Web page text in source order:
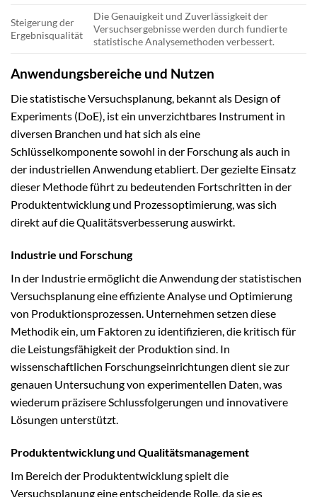
Steigerung der
Ergebnisqualität
Die Genauigkeit und Zuverlässigkeit der
Versuchsergebnisse werden durch fundierte
statistische Analysemethoden verbessert.
Anwendungsbereiche und Nutzen
Die statistische Versuchsplanung, bekannt als Design of
Experiments (DoE), ist ein unverzichtbares Instrument in
diversen Branchen und hat sich als eine
Schlüsselkomponente sowohl in der Forschung als auch in
der industriellen Anwendung etabliert. Der gezielte Einsatz
dieser Methode führt zu bedeutenden Fortschritten in der
Produktentwicklung und Prozessoptimierung, was sich
direkt auf die Qualitätsverbesserung auswirkt.
Industrie und Forschung
In der Industrie ermöglicht die Anwendung der statistischen
Versuchsplanung eine effiziente Analyse und Optimierung
von Produktionsprozessen. Unternehmen setzen diese
Methodik ein, um Faktoren zu identifizieren, die kritisch für
die Leistungsfähigkeit der Produktion sind. In
wissenschaftlichen Forschungseinrichtungen dient sie zur
genauen Untersuchung von experimentellen Daten, was
wiederum präzisere Schlussfolgerungen und innovativere
Lösungen unterstützt.
Produktentwicklung und Qualitätsmanagement
Im Bereich der Produktentwicklung spielt die
Versuchsplanung eine entscheidende Rolle, da sie es